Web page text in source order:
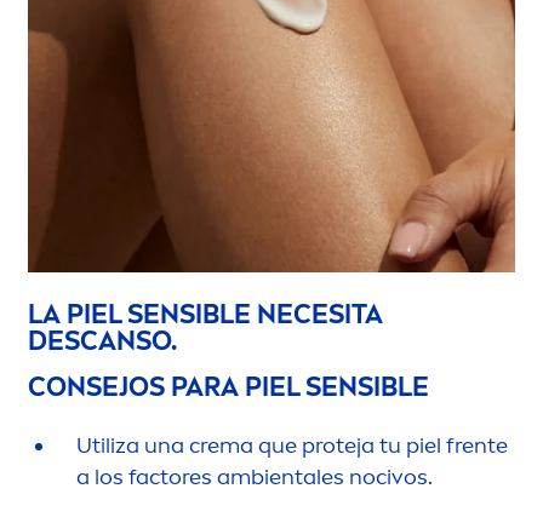
LA PIEL SENSIBLE NECESITA
DESCANSO.
CONSEJOS PARA PIEL SENSIBLE
Utiliza una crema que proteja tu piel frente
a los factores ambientales nocivos.